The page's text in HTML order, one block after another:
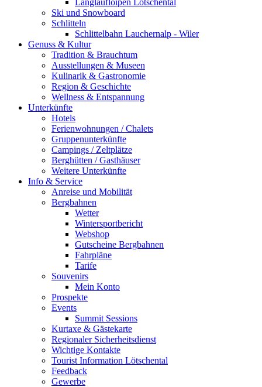
Langlaufloipen Lötschental
Ski und Snowboard
Schlitteln
Schlittelbahn Lauchernalp - Wiler
Genuss & Kultur
Tradition & Brauchtum
Ausstellungen & Museen
Kulinarik & Gastronomie
Region & Geschichte
Wellness & Entspannung
Unterkünfte
Hotels
Ferienwohnungen / Chalets
Gruppenunterkünfte
Campings / Zeltplätze
Berghütten / Gasthäuser
Weitere Unterkünfte
Info & Service
Anreise und Mobilität
Bergbahnen
Wetter
Wintersportbericht
Webshop
Gutscheine Bergbahnen
Fahrpläne
Tarife
Souvenirs
Mein Konto
Prospekte
Events
Summit Sessions
Kurtaxe & Gästekarte
Regionaler Sicherheitsdienst
Wichtige Kontakte
Tourist Information Lötschental
Feedback
Gewerbe